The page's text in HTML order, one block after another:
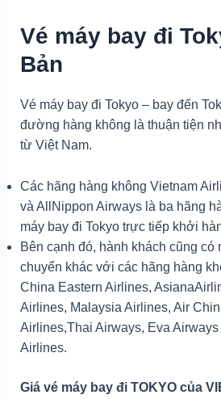
Vé máy bay đi
Bản
Vé máy bay đi Tokyo – bay đến
đường hàng không là thuận tiện
từ Việt Nam.
Các hãng hàng không Vietnam
và AllNippon Airways là ba hãng
máy bay đi Tokyo trực tiếp khởi
Bên cạnh đó, hành khách cũng có
chuyển khác với các hãng hàng
China Eastern Airlines,
Airlines, Malaysia Airlines, Air
Airlines,Thai Airways, Eva
Airlines.
Giá vé máy bay đi TOKYO của